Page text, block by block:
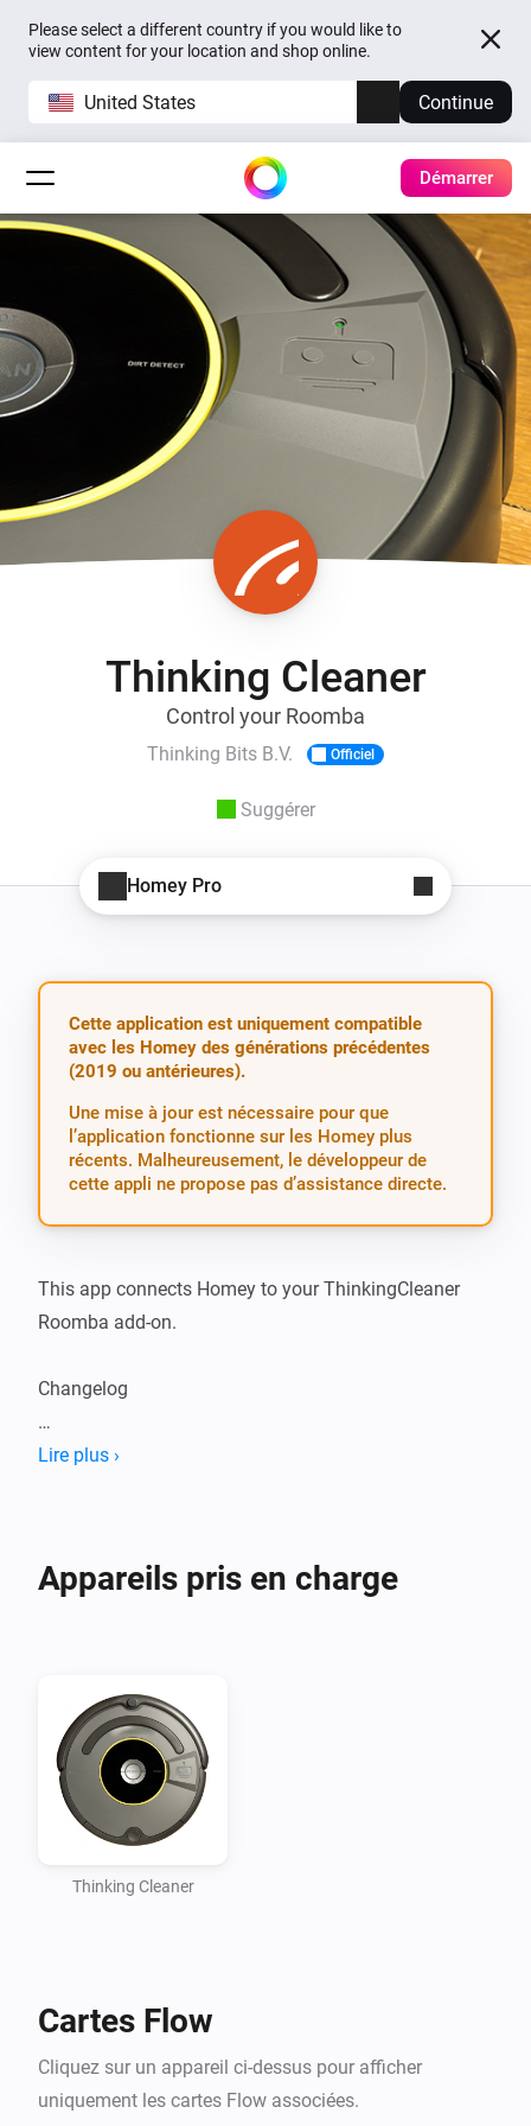
Please select a different country if you would like to
view content for your location and shop online.
United States Continue
Démarrer
Thinking Cleaner
Control your Roomba
Thinking Bits B.V. Officiel
Suggérer
Homey Pro
Cette application est uniquement compatible
avec les Homey des générations précédentes
(2019 ou antérieures).
Une mise à jour est nécessaire pour que
l’application fonctionne sur les Homey plus
récents. Malheureusement, le développeur de
cette appli ne propose pas d’assistance directe.
This app connects Homey to your ThinkingCleaner
Roomba add-on.
Changelog
2.0.6: - Fix bug where battery and vacuum cleaner
Lire plus ›
Appareils pris en charge
Thinking Cleaner
Cartes Flow
Cliquez sur un appareil ci-dessus pour afficher
uniquement les cartes Flow associées.